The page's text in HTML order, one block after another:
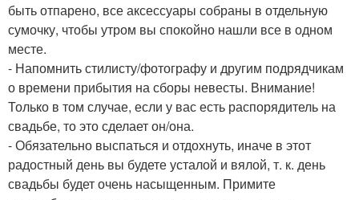
быть отпарено, все аксессуары собраны в отдельную
сумочку, чтобы утром вы спокойно нашли все в одном
месте.
- Напомнить стилисту/фотографу и другим подрядчикам
о времени прибытия на сборы невесты. Внимание!
Только в том случае, если у вас есть распорядитель на
свадьбе, то это сделает он/она.
- Обязательно выспаться и отдохнуть, иначе в этот
радостный день вы будете усталой и вялой, т. к. день
свадьбы будет очень насыщенным. Примите